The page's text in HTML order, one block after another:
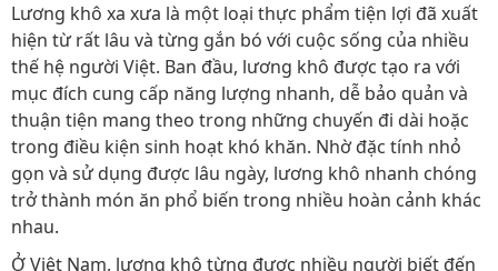
Lương khô xa xưa là một loại thực phẩm tiện lợi đã xuất
hiện từ rất lâu và từng gắn bó với cuộc sống của nhiều
thế hệ người Việt. Ban đầu, lương khô được tạo ra với
mục đích cung cấp năng lượng nhanh, dễ bảo quản và
thuận tiện mang theo trong những chuyến đi dài hoặc
trong điều kiện sinh hoạt khó khăn. Nhờ đặc tính nhỏ
gọn và sử dụng được lâu ngày, lương khô nhanh chóng
trở thành món ăn phổ biến trong nhiều hoàn cảnh khác
nhau.
Ở Việt Nam, lương khô từng được nhiều người biết đến